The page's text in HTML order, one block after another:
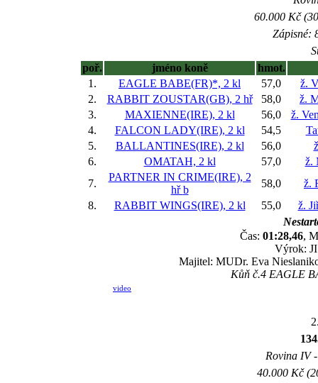
60.000 Kč
Zápisné:
poř.
jméno koně
hmot.
1.
EAGLE BABE(FR)*, 2 kl 57,0
ž.
2.
RABBIT ZOUSTAR(GB), 2 hř 58,0
ž.
3.
MAXIENNE(IRE), 2 kl 56,0
ž.
4.
FALCON LADY(IRE), 2 kl 54,5
5.
BALLANTINES(IRE), 2 kl 56,0
6.
OMATAH, 2 kl 57,0
ž.
7.
PARTNER IN CRIME(IRE), 2
hřb
58,0
ž.
8.
RABBIT WINGS(IRE), 2 kl 55,0
ž.
Čas: 01:28,46,
Výrok:
Majitel: MUDr. Eva
Kůň č.4 EAGLE
video
Rovina IV
40.000 Kč